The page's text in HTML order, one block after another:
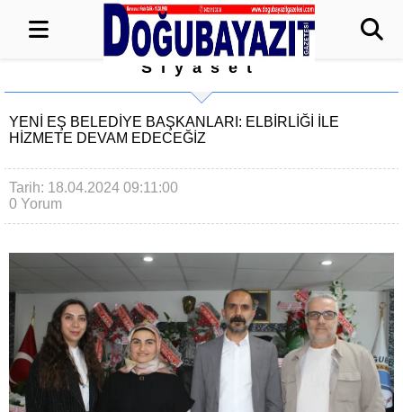
Siyaset
YENİ EŞ BELEDİYE BAŞKANLARI: ELBİRLİĞİ İLE
HİZMETE DEVAM EDECEĞİZ
Tarih: 18.04.2024 09:11:00
0 Yorum